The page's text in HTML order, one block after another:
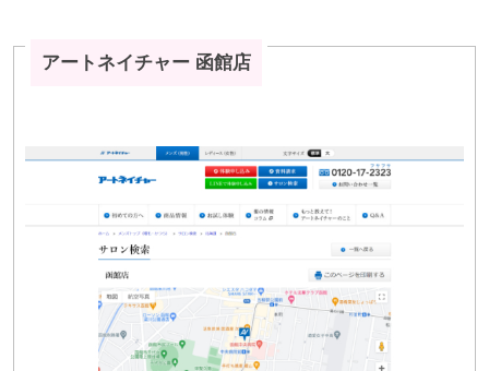
アートネイチャー 函館店